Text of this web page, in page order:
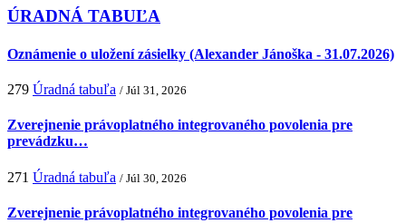
ÚRADNÁ TABUĽA
Oznámenie o uložení zásielky (Alexander Jánoška - 31.07.2026)
279 Úradná tabuľa / Júl 31, 2026
Zverejnenie právoplatného integrovaného povolenia pre
prevádzku…
271 Úradná tabuľa / Júl 30, 2026
Zverejnenie právoplatného integrovaného povolenia pre